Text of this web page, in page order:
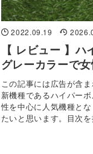
2022.09.19
【 レビュー 】
グレーカラーで
この記事には広告が含
新機種であるハイパー
性を中心に人気機種と
たいと思います。目次